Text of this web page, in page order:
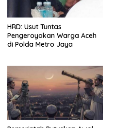
HRD: Usut Tuntas
Pengeroyokan Warga Aceh
di Polda Metro Jaya